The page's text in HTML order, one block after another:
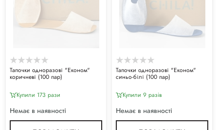
Тапочки одноразові "Економ"
коричневі (100 пар)
Купили 173 рази
Немає в наявності
Тапочки одноразові "Економ"
синьо-білі (100 пар)
Купили 9 разiв
Немає в наявності